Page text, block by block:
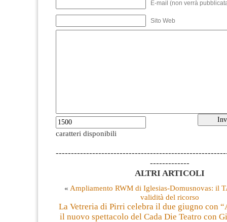
E-mail (non verrà
Sito Web
caratteri disponibili
-------------
ALTRI ARTICOLI
« Ampliamento RWM di Iglesias-Domusnovas: il
validità del ricorso
La Vetreria di Pirri celebra il due giugno con
il nuovo spettacolo del Cada Die Teatro con